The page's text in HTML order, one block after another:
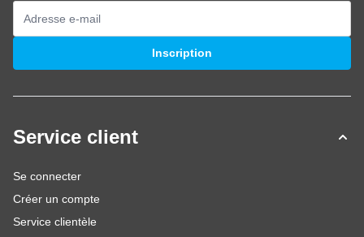
Adresse mail
Inscription
Service client
Se connecter
Créer un compte
Service clientèle